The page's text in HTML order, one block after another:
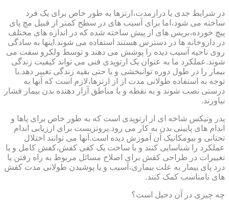
در شرایط جدی یا درازمدت،ارتزها به طور خاص برای یک فرد
ساخته می شود،اما برای آسیب های در سطح کمتر از قبیل مچ پای
پیچ خورده،بریس های از پیش ساخته شده که در اندازه های مختلف
در داروخانه ها در دسترس هستند استفاده می شوند.اینها به سادگی
روی ناحیه آسیب دیده را پوشش می دهند و توسط ولکرو سفت می
شوند.عملکرد ما به عنوان یک ارتوپدی فنی می تواند کیفیت زندگی
بیمار را در طول دوره توانبخشی و یا حتی بقیه زندگی تغییر دهد.با
توجه به استفاده طولانی مدت از از ارتزها،لازم است که آنها به
درستی نصب شوند و به نقطه و یا مناطق آزار دهنده بدن بیمار فشار
نیاورند.
پدر وتیکس شاخه ای از ارتوپدی است که به طور خاص برای پاها و
اندام های پایینی بدن به کار می رود.پروتزیست برای ارزیابی اندام
تحتانی و بیومکانیک آن آموزش دیده است.آنها می توانند اختلال
عملکرد را شناسایی کنند و با ساخت یک کفی کفش،کفش کامل و یا
تغییرات در طراحی کفش برای اصلاح مسائل مربوط به راه رفتن یا
درد پای بیمار به علت بیماری،آسیب و یا پوشیدن طولانی مدت کفش
های نامناسب کمک کنند.
چه چیزی در آن دخیل است؟